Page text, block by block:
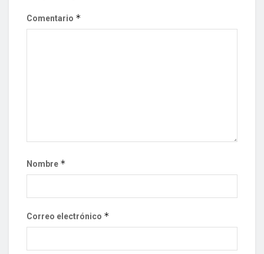
Comentario *
Nombre *
Correo electrónico *